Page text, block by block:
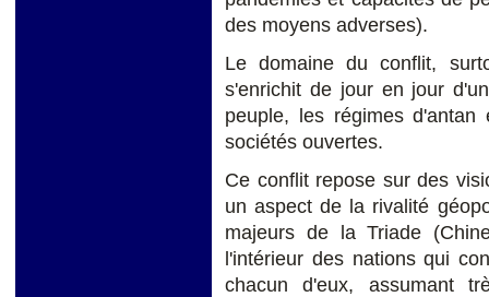
des moyens adverses).
Le domaine du conflit,
s'enrichit de jour en jour
peuple, les régimes
sociétés ouvertes.
Ce conflit repose sur des
un aspect de la rivalité
majeurs de la Triade
l'intérieur des nations qui
chacun d'eux, assumant